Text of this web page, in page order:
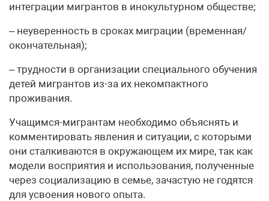
интеграции мигрантов в инокультурном обществе;
– неуверенность в сроках миграции (временная/
окончательная);
– трудности в организации специального обучения
детей мигрантов из-за их некомпактного
проживания.
Учащимся-мигрантам необходимо объяснять и
комментировать явления и ситуации, с которыми
они сталкиваются в окружающем их мире, так как
модели восприятия и использования, полученные
через социализацию в семье, зачастую не годятся
для усвоения нового опыта.